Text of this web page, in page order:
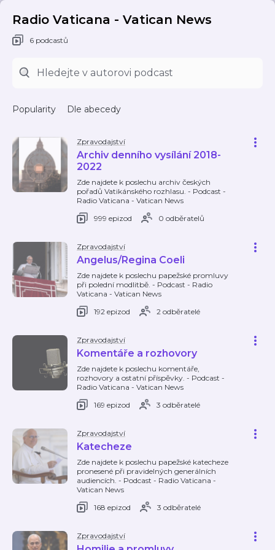
Radio Vaticana - Vatican News
6 podcastů
Popularity Dle abecedy
Zpravodajství
Archiv denního vysílání 2018-
2022
Zde najdete k poslechu archiv českých
pořadů Vatikánského rozhlasu. - Podcast -
Radio Vaticana - Vatican News
999 epizod
0 odběratelů
Zpravodajství
Angelus/Regina Coeli
Zde najdete k poslechu papežské promluvy
při polední modlitbě. - Podcast - Radio
Vaticana - Vatican News
192 epizod
2 odběratelé
Zpravodajství
Komentáře a rozhovory
Zde najdete k poslechu komentáře,
rozhovory a ostatní příspěvky. - Podcast -
Radio Vaticana - Vatican News
169 epizod
3 odběratelé
Zpravodajství
Katecheze
Zde najdete k poslechu papežské katecheze
pronesené při pravidelných generálních
audiencích. - Podcast - Radio Vaticana -
Vatican News
168 epizod
3 odběratelé
Zpravodajství